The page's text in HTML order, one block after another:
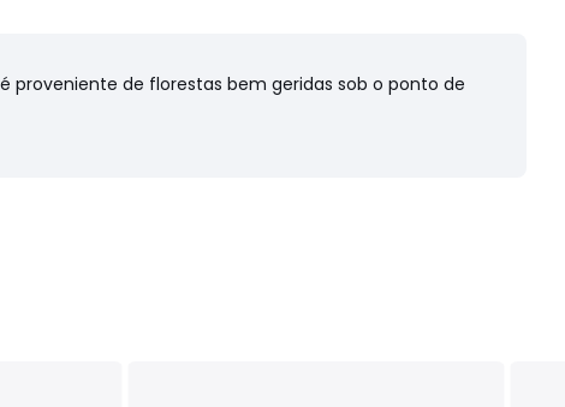
proveniente de florestas bem geridas sob o ponto de